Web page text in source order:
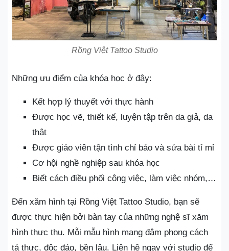
Rồng Việt Tattoo Studio
Những ưu điểm của khóa học ở đây:
Kết hợp lý thuyết với thực hành
Được học vẽ, thiết kế, luyện tập trên da giả, da
thật
Được giáo viên tận tình chỉ bảo và sửa bài tỉ mỉ
Cơ hội nghề nghiệp sau khóa học
Biết cách điều phối công việc, làm việc nhóm,…
Đến xăm hình tại Rồng Việt Tattoo Studio, bạn sẽ
được thực hiện bởi bàn tay của những nghệ sĩ xăm
hình thực thụ. Mỗi mẫu hình mang đậm phong cách
tả thực, độc đáo, bền lâu. Liên hệ ngay với studio để